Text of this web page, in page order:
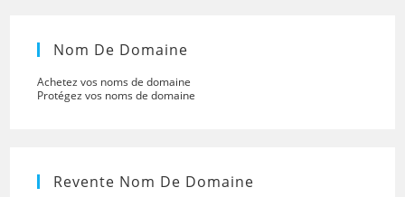
Nom De Domaine
Achetez vos noms de domaine
Protégez vos noms de domaine
Revente Nom De Domaine